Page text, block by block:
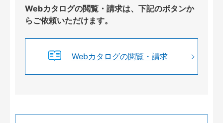
Webカタログの閲覧・請求は、下記のボタンか
らご依頼いただけます。
Webカタログの閲覧・請求